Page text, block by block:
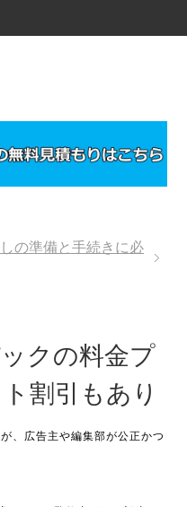
の準備と手続きに必
クの料金プ
割引もあり